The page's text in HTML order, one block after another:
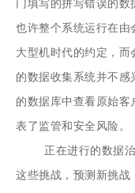
门填写的拼写错误的数
也许整个系统运行在由
大型机时代的约定，而
的数据收集系统并不感
的数据库中查看原始
表了监管和安全风险。
正在进行的数据治
这些挑战，预测新挑战